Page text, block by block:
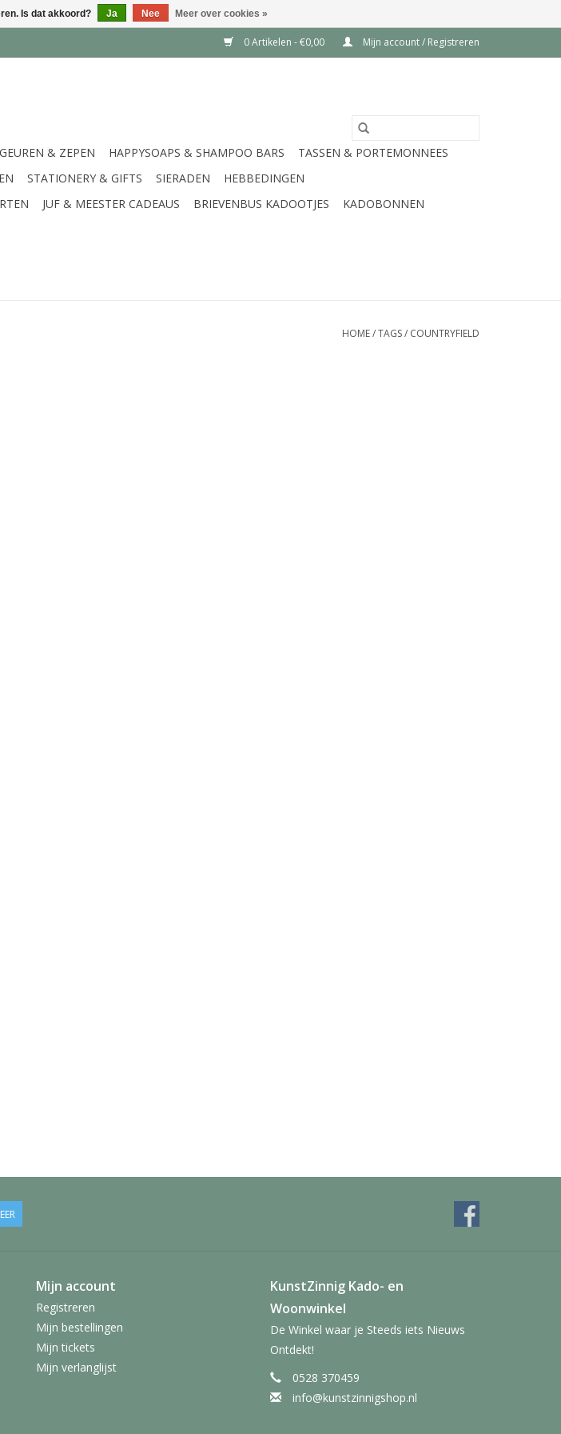
0 Artikelen - €0,00 Mijn account / Registreren
GEUREN & ZEPEN HAPPYSOAPS & SHAMPOO BARS
TASSEN & PORTEMONNEES
STATIONERY & GIFTS SIERADEN
HEBBEDINGEN
JUF & MEESTER CADEAUS BRIEVENBUS KADOOTJES
KADOBONNEN
HOME/TAGS/ COUNTRYFIELD
Mijn account
Registreren
Mijn bestellingen
Mijn tickets
Mijn verlanglijst
KunstZinnig Kado- en
Woonwinkel
De Winkel waar je Steeds iets Nieuws
Ontdekt!
0528 370459
info@kunstzinnigshop.nl
Is dat akkoord? Ja Nee Meer over cookies »